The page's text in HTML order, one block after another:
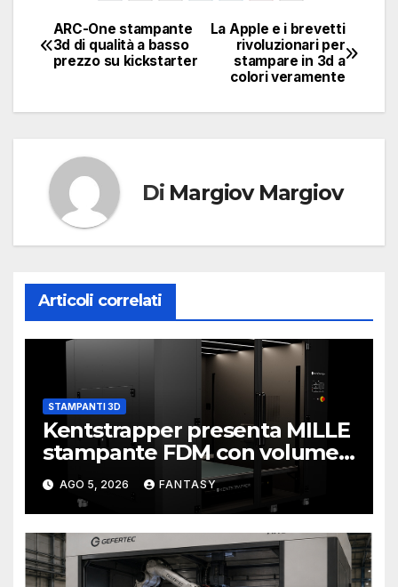
Navigazione
articoli
La Apple e i brevetti
rivoluzionari per
stampare in 3d a
colori veramente
ARC-One stampante
3d di qualità a basso
prezzo su kickstarter
Di Margiov Margiov
Articoli correlati
STAMPANTI 3D
Kentstrapper presenta MILLE
stampante FDM con volume
di stampa da un metro cubo
AGO 5, 2026 FANTASY